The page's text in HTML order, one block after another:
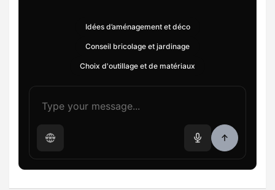
Idées d’aménagement et déco
Conseil bricolage et jardinage
Choix d'outillage et de matériaux